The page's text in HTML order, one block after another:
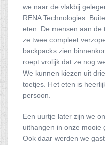
we naar de vlakbij
RENA Technologies.
eten. De mensen aan de
ze twee compleet
backpacks zien
roept vrolijk dat ze nog
We kunnen kiezen uit
toetjes. Het eten is
persoon.
Een uurtje later zijn we
uithangen in onze mooie
Ook daar werden we